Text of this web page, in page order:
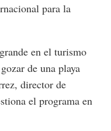
para la
en el turismo
de una playa
director de
el programa en